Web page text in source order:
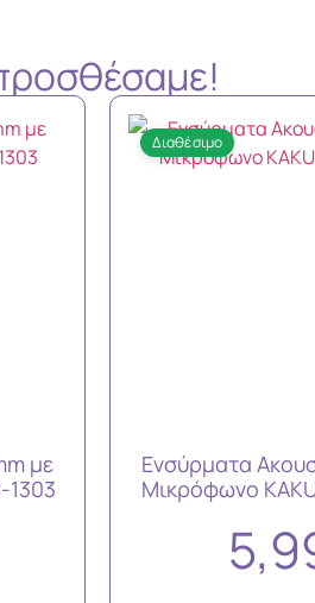
με
1303
Διαθέσιμο
Ενσύρματα
Μικρόφωνο